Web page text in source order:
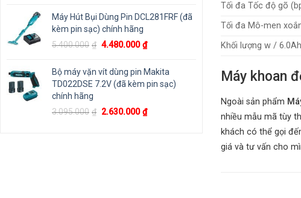
là:
3.400.000₫.
tại
2.895.000₫.
Máy Hút Bụi Dùng Pin DCL281FRF (đã
kèm pin sạc) chính hãng
5.400.000 ₫ Giá
là:
5.400.000₫.
4.480.000 ₫Giá
tại
là:
Bộ máy vặn vít dùng pin Makita
TD022DSE 7.2V (đã kèm pin sạc)
chính hãng
3.095.000 ₫ Giá
2.630.000 ₫Giá
Tối đa Tốc độ gõ
Tối đa Mô-men
Khối lượng w /
Máy khoan
Ngoài sản phẩm
nhiều mẫu mã tùy
khách có thể gọi
giá và tư vấn cho